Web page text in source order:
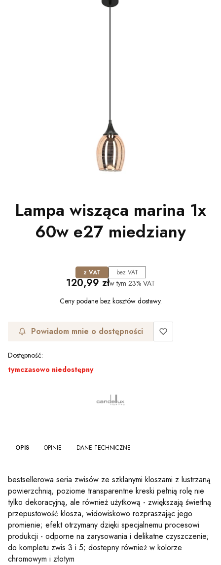
Lampa wisząca marina 1x
60w e27 miedziany
z VAT bez VAT
Cena
120,99 złw tym 23% VAT
Ceny podane bez kosztów dostawy.
Powiadom mnie o dostępności
Dostępność:
tymczasowo niedostępny
OPIS OPINIE DANE TECHNICZNE
bestsellerowa seria zwisów ze szklanymi kloszami z lustrzaną
powierzchnią; poziome transparentne kreski pełnią rolę nie
tylko dekoracyjną, ale również użytkową - zwiększają świetlną
przepustowość klosza, widowiskowo rozpraszając jego
promienie; efekt otrzymany dzięki specjalnemu procesowi
produkcji - odporne na zarysowania i delikatne czyszczenie;
do kompletu zwis 3 i 5; dostepny również w kolorze
chromowym i złotym